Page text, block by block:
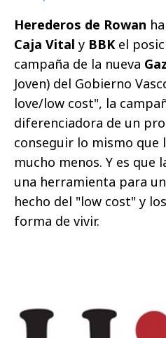
Herederos de Rowan
Caja Vital y BBKel
campaña de la nueva
Joven) del Gobierno
love/low cost", la
diferenciadora de un
conseguir lo mismo que
mucho menos. Y es que
una herramienta para
hecho del "low cost" y
forma de vivir.